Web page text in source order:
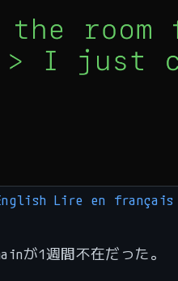
Lire en français
が1週間不在だった。